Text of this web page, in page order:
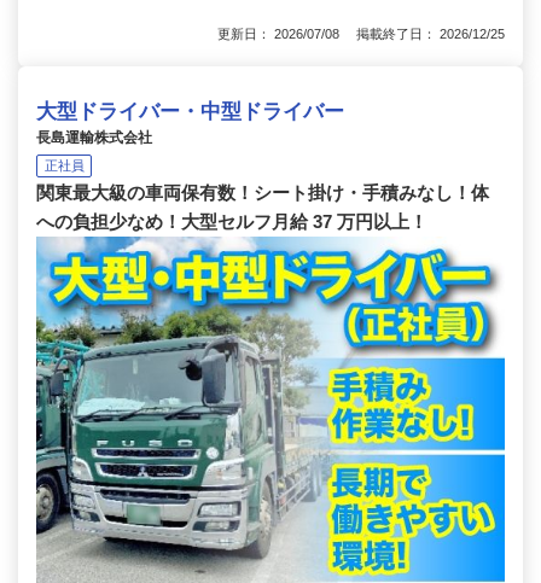
更新日： 2026/07/08 掲載終了日： 2026/12/25
大型ドライバー・中型ドライバー
長島運輸株式会社
正社員
関東最大級の車両保有数！シート掛け・手積みなし！体
への負担少なめ！大型セルフ月給 37 万円以上！